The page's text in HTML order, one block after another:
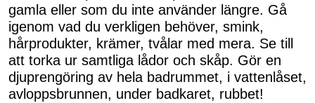
gamla eller som du inte använder längre. Gå
igenom vad du verkligen behöver, smink,
hårprodukter, krämer, tvålar med mera. Se till
att torka ur samtliga lådor och skåp. Gör en
djuprengöring av hela badrummet, i vattenlåset,
avloppsbrunnen, under badkaret, rubbet!